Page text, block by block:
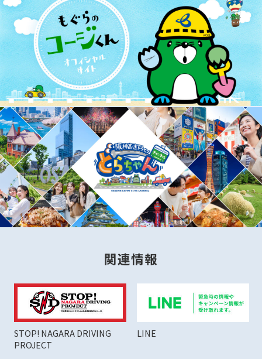
関連情報
STOP! NAGARA DRIVING
PROJECT
LINE